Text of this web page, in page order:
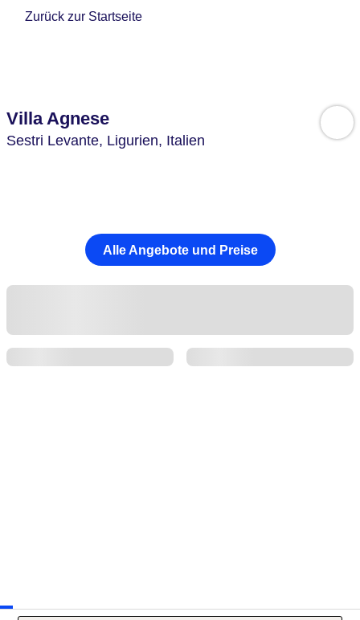
Zurück zur Startseite
Villa Agnese
Sestri Levante, Ligurien, Italien
Alle Angebote und Preise